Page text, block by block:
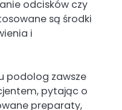
odcisków czy
są środki
i
podolog zawsze
pytając o
preparaty,